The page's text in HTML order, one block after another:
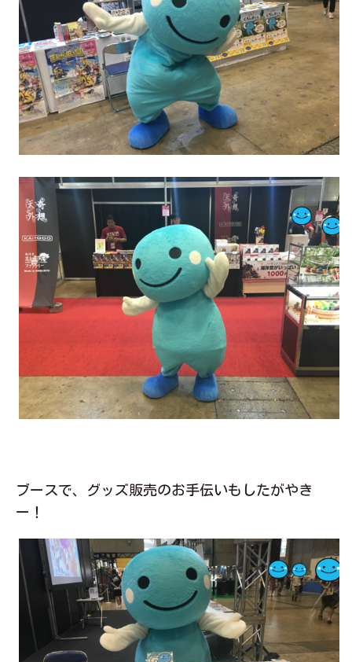
ブースで、グッズ販売のお手伝いもしたがやき
ー！